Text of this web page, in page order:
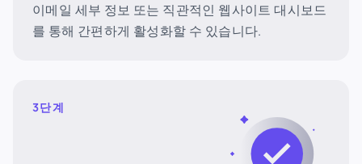
이메일 세부 정보 또는 직관적인 웹사이트 대시보드
를 통해 간편하게 활성화할 수 있습니다.
3단계